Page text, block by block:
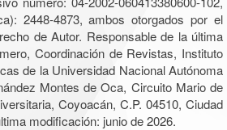
2448-4873, ambos otorgados por el
de Autor. Responsable de la última
Coordinación de Revistas, Instituto
de la Universidad Nacional Autónoma
Montes de Oca, Circuito Mario de
Coyoacán, C.P. 04510, Ciudad
modificación: junio de 2026.